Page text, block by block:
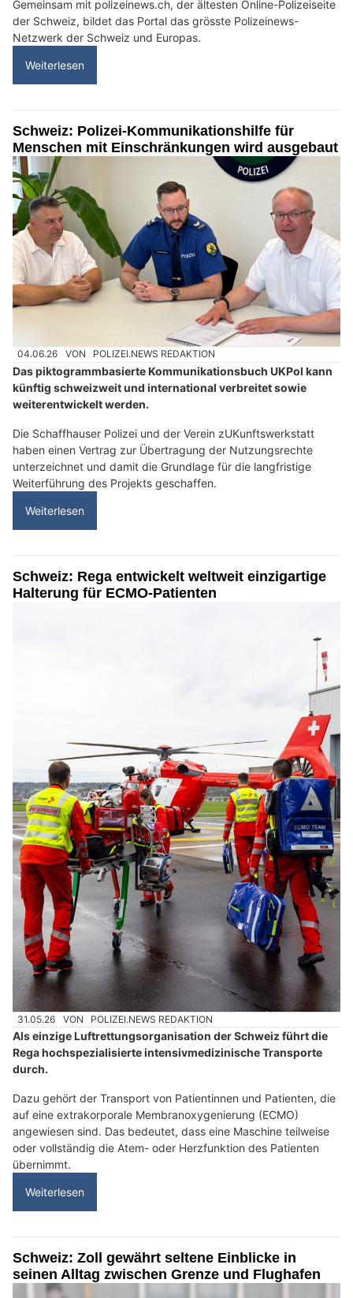
Gemeinsam mit polizeinews.ch, der ältesten Online-Polizeiseite
der Schweiz, bildet das Portal das grösste Polizeinews-
Netzwerk der Schweiz und Europas.
Weiterlesen
Schweiz: Polizei-Kommunikationshilfe für
Menschen mit Einschränkungen wird ausgebaut
04.06.26 VON POLIZEI.NEWS REDAKTION
Das piktogrammbasierte Kommunikationsbuch UKPol kann
künftig schweizweit und international verbreitet sowie
weiterentwickelt werden.
Die Schaffhauser Polizei und der Verein zUKunftswerkstatt
haben einen Vertrag zur Übertragung der Nutzungsrechte
unterzeichnet und damit die Grundlage für die langfristige
Weiterführung des Projekts geschaffen.
Weiterlesen
Schweiz: Rega entwickelt weltweit einzigartige
Halterung für ECMO-Patienten
31.05.26 VON POLIZEI.NEWS REDAKTION
Als einzige Luftrettungsorganisation der Schweiz führt die
Rega hochspezialisierte intensivmedizinische Transporte
durch.
Dazu gehört der Transport von Patientinnen und Patienten, die
auf eine extrakorporale Membranoxygenierung (ECMO)
angewiesen sind. Das bedeutet, dass eine Maschine teilweise
oder vollständig die Atem- oder Herzfunktion des Patienten
übernimmt.
Weiterlesen
Schweiz: Zoll gewährt seltene Einblicke in
seinen Alltag zwischen Grenze und Flughafen